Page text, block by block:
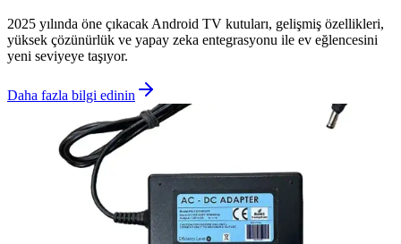
2025 yılında öne çıkacak Android TV kutuları, gelişmiş özellikleri,
yüksek çözünürlük ve yapay zeka entegrasyonu ile ev eğlencesini
yeni seviyeye taşıyor.
Daha fazla bilgi edinin